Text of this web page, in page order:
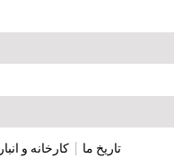
تاریخ ما |کارخانه و